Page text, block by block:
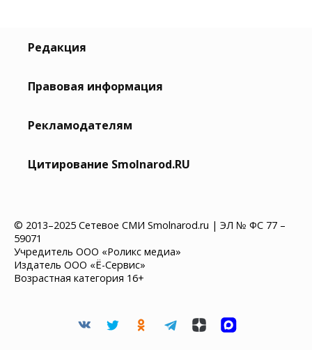
Редакция
Правовая информация
Рекламодателям
Цитирование Smolnarod.RU
© 2013–2025 Сетевое СМИ Smolnarod.ru | ЭЛ № ФС 77 –
59071
Учредитель ООО «Роликс медиа»
Издатель ООО «Ё-Сервис»
Возрастная категория 16+